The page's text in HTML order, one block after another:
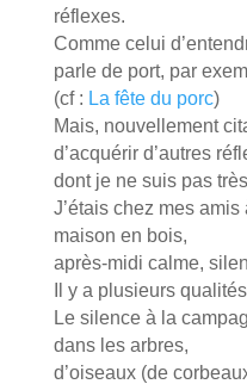
réflexes.
Comme celui
parle de port, par
(cf : La fête du porc)
Mais, nouvellement
d’acquérir d’autres
dont je ne suis pas
J’étais chez mes
maison en bois,
après-midi calme,
Il y a plusieurs
Le silence à la
dans les arbres,
d’oiseaux (de